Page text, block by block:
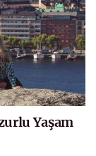
Yaşam